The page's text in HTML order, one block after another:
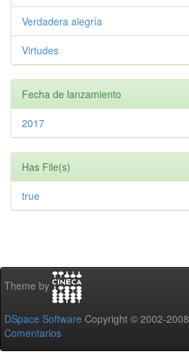
Verdadera alegría
Virtudes
Fecha de lanzamiento
2017
Has File(s)
true
Theme by
DSpace Software Copyright © 2002-2008
Comentarios